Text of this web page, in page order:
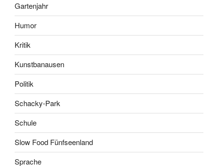
Gartenjahr
Humor
Kritik
Kunstbanausen
Politik
Schacky-Park
Schule
Slow Food Fünfseenland
Sprache